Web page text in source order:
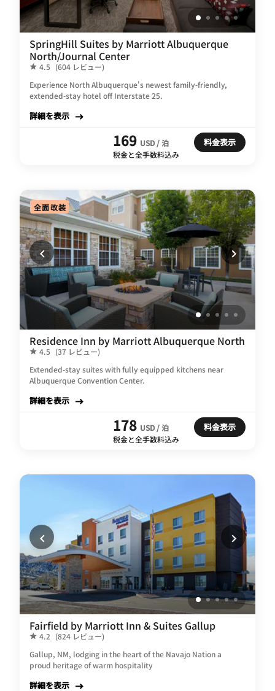
SpringHill Suites by Marriott Albuquerque
North/Journal Center
4.5 (604 レビュー)
Experience North Albuquerque's newest family-friendly,
extended-stay hotel off Interstate 25.
詳細を表示
169 USD / 泊
税金と全手数料込み
料金表示
全面改装
Residence Inn by Marriott Albuquerque North
4.5 (37 レビュー)
Extended-stay suites with fully equipped kitchens near
Albuquerque Convention Center.
詳細を表示
178 USD / 泊
税金と全手数料込み
料金表示
Fairfield by Marriott Inn & Suites Gallup
4.2 (824 レビュー)
Gallup, NM, lodging in the heart of the Navajo Nation a
proud heritage of warm hospitality
詳細を表示